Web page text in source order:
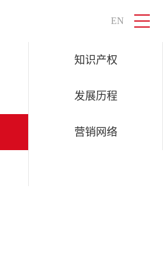
EN
知识产权
发展历程
营销网络